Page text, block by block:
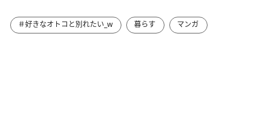
＃好きなオトコと別れたい_w 暮らす マンガ